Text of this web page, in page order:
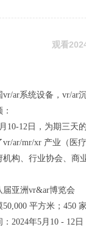
观看
vr/ar系统设备，vr/ar
10-12日，为期三天
vr/ar/mr/xr 产业（医
机构、行业协会、商
届亚洲vr&ar博览会
50,000 平方米；450
2024年5月10 - 12日